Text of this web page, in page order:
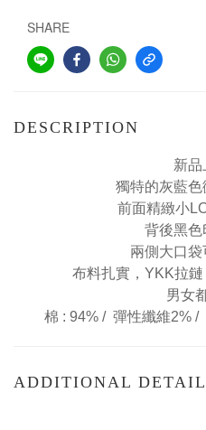
SHARE
DESCRIPTION
新品
獨特的灰藍
前面精緻小
背後黑色
兩側大口
布料扎實， YKK拉鏈
男女
棉 : 94% / 彈性纖維2% /
ADDITIONAL